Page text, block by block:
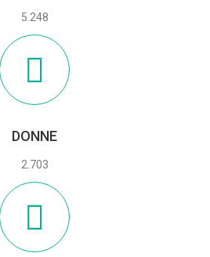
5.248
DONNE
2.703